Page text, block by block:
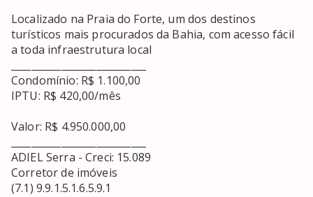
Localizado na Praia do Forte, um dos destinos
turísticos mais procurados da Bahia, com acesso fácil
a toda infraestrutura local
Condomínio: R$ 1.100,00
IPTU: R$ 420,00/mês
Valor: R$ 4.950.000,00
ADIEL Serra - Creci: 15.089
Corretor de imóveis
(7.1) 9.9.1.5.1.6.5.9.1